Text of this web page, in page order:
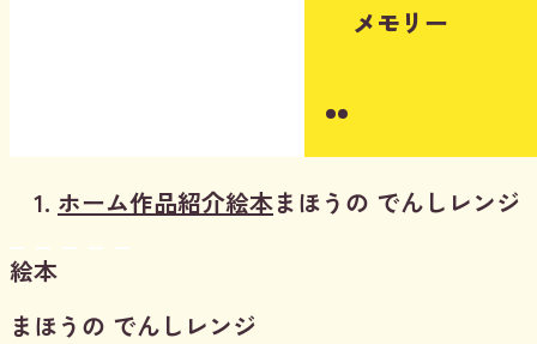
メモリー
ホーム作品紹介絵本まほうの でんしレンジ
絵本
まほうの でんしレンジ